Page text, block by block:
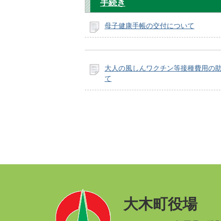
手続き
母子健康手帳の交付について
大人の風しんワクチン等接種費用の
て
大木町役場